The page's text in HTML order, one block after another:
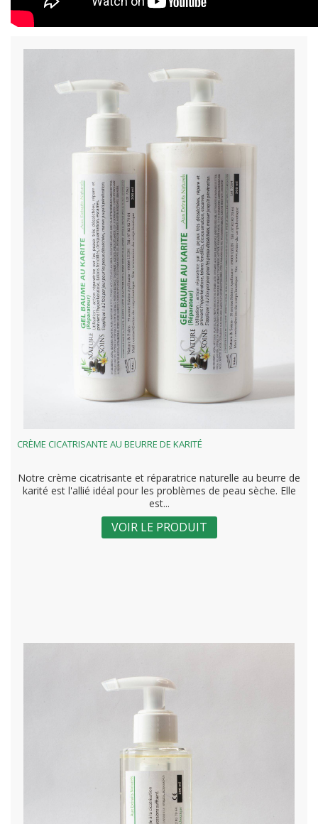
CRÈME CICATRISANTE AU BEURRE DE KARITÉ
Notre crème cicatrisante et réparatrice naturelle au beurre de
karité est l'allié idéal pour les problèmes de peau sèche. Elle
est...
VOIR LE PRODUIT